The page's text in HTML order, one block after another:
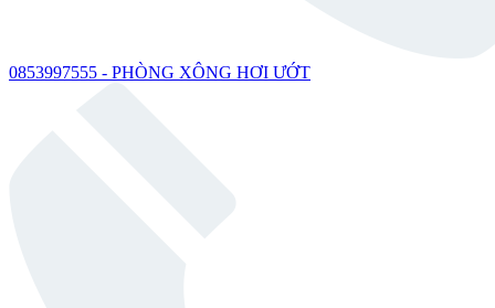
0853997555 - PHÒNG XÔNG HƠI ƯỚT